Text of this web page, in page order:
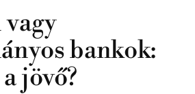
bankok:
jövő?